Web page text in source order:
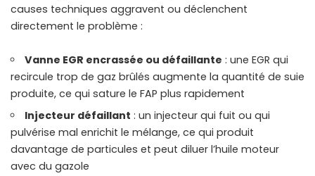
causes techniques aggravent ou déclenchent
directement le problème :
Vanne EGR encrassée ou défaillante : une EGR qui
recircule trop de gaz brûlés augmente la quantité de suie
produite, ce qui sature le FAP plus rapidement
Injecteur défaillant : un injecteur qui fuit ou qui
pulvérise mal enrichit le mélange, ce qui produit
davantage de particules et peut diluer l’huile moteur
avec du gazole